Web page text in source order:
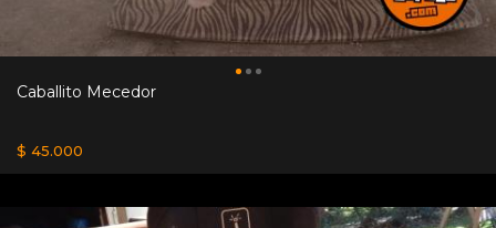
Caballito Mecedor
$ 45.000